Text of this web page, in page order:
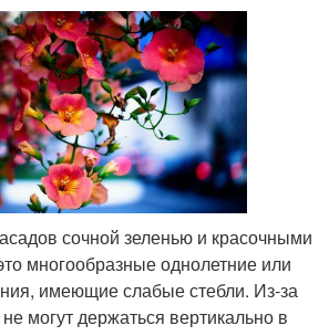
сочной зеленью и красочными
многообразные однолетние или
имеющие слабые стебли. Из-за
могут держаться вертикально в